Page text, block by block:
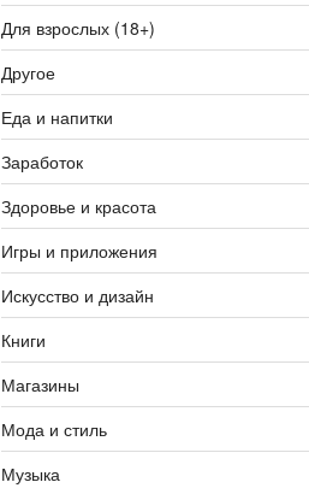
Для взрослых (18+)
Другое
Еда и напитки
Заработок
Здоровье и красота
Игры и приложения
Искусство и дизайн
Книги
Магазины
Мода и стиль
Музыка